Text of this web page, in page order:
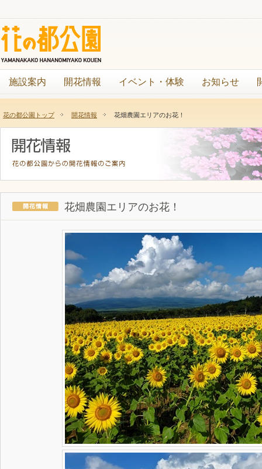
施設案内 開花情報 イベント・体験 お知らせ
花の都公園トップ 開花情報 花畑農園エリアのお花！
花畑農園エリアのお花！